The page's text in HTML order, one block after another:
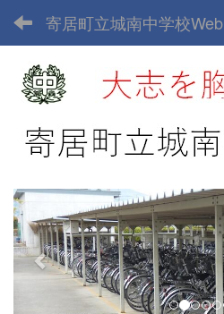
寄居町立城南中学校Web
p
r
e
v